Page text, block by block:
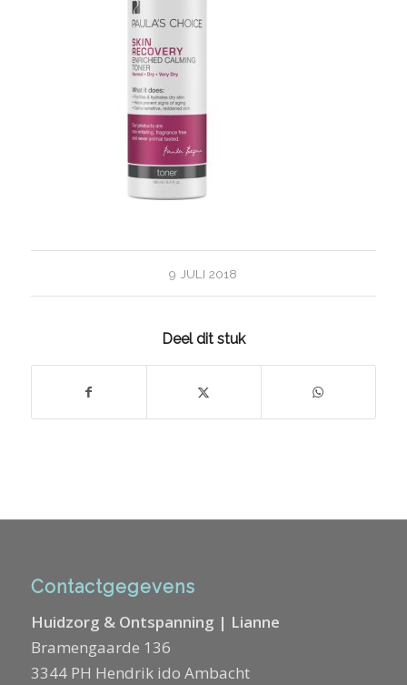
9 JULI 2018
Deel dit stuk
Contactgegevens
Huidzorg & Ontspanning | Lianne
Bramengaarde 136
3344 PH Hendrik ido Ambacht